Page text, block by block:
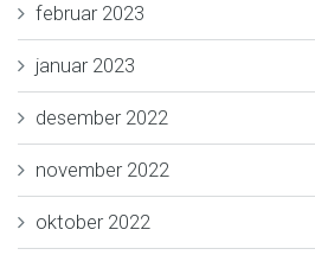
februar 2023
januar 2023
desember 2022
november 2022
oktober 2022